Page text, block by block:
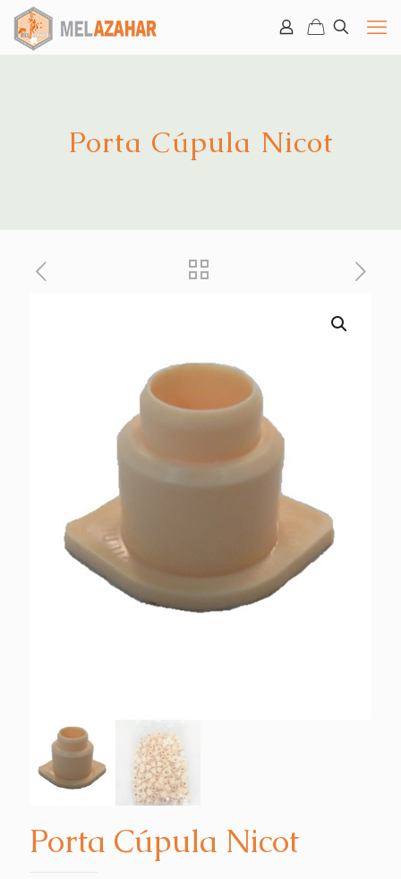
Porta Cúpula Nicot
Porta Cúpula Nicot